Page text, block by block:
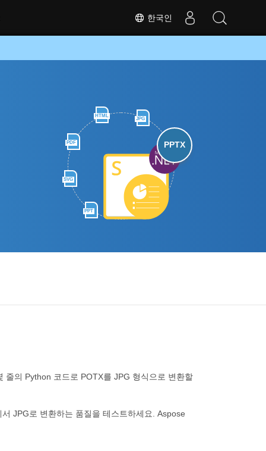
한국인
HTML
JPG
PDF
SVG
PPT
PPTX
줄의 Python 코드로 POTX를 JPG 형식으로 변환할
JPG로 변환하는 품질을 테스트하세요. Aspose